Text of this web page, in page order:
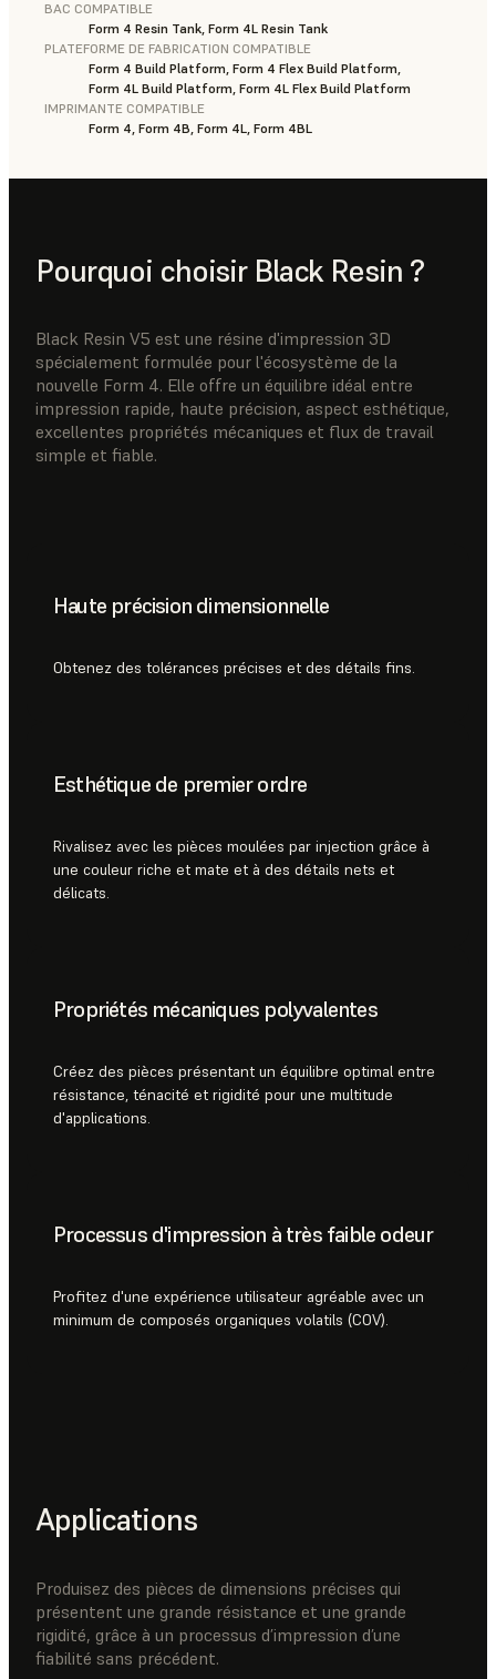
BAC COMPATIBLE
Form 4 Resin Tank, Form 4L Resin Tank
PLATEFORME DE FABRICATION COMPATIBLE
Form 4 Build Platform, Form 4 Flex Build Platform,
Form 4L Build Platform, Form 4L Flex Build Platform
IMPRIMANTE COMPATIBLE
Form 4, Form 4B, Form 4L, Form 4BL
Pourquoi choisir Black Resin ?
Black Resin V5 est une résine d'impression 3D
spécialement formulée pour l'écosystème de la
nouvelle Form 4. Elle offre un équilibre idéal entre
impression rapide, haute précision, aspect esthétique,
excellentes propriétés mécaniques et flux de travail
simple et fiable.
Haute précision dimensionnelle
Obtenez des tolérances précises et des détails fins.
Esthétique de premier ordre
Rivalisez avec les pièces moulées par injection grâce à
une couleur riche et mate et à des détails nets et
délicats.
Propriétés mécaniques polyvalentes
Créez des pièces présentant un équilibre optimal entre
résistance, ténacité et rigidité pour une multitude
d'applications.
Processus d'impression à très faible odeur
Profitez d'une expérience utilisateur agréable avec un
minimum de composés organiques volatils (COV).
Applications
Produisez des pièces de dimensions précises qui
présentent une grande résistance et une grande
rigidité, grâce à un processus d’impression d’une
fiabilité sans précédent.